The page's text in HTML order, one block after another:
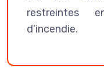
restreintes
d’incendie.